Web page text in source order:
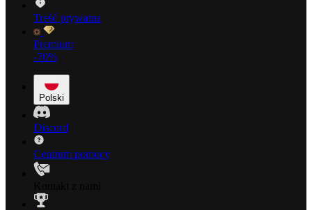
Treść prywatna
Premium
-70%
Polski
Discord
Centrum pomocy